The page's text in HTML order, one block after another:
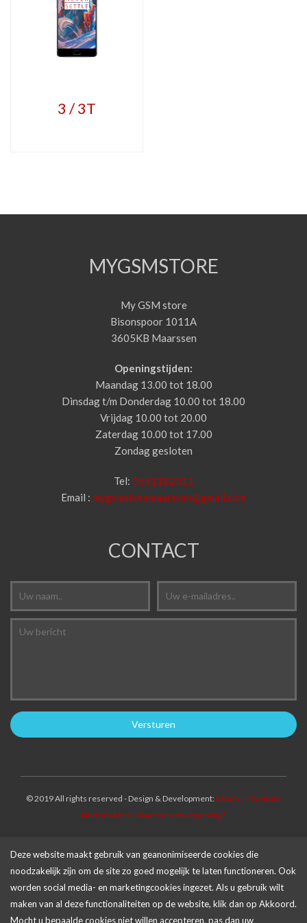
3 / 3T
MYGSMSTORE
My GSM store
Bisonspoor 1011A
3605KB Maarssen
Openingstijden:
Maandag 13.00 tot 18.00
Dinsdag t/m Donderdag 10.00 tot 18.00
Vrijdag 10.00 tot 20.00
Zaterdag 10.00 tot 17.00
Zondag gesloten
Tel: 0681182311
Email : mygsmstoremaarssen@gmail.com
CONTACT
© 2019 All rights reserved - Design & Development: LSArt.nl - Website
laten maken in Maarssen en omgeving?
Deze website maakt gebruik van geanonimiseerde cookies die
noodzakelijk zijn om de site zo goed mogelijk te laten functioneren. Ook
worden social media- en marketingcookies ingezet. Als u gebruik wilt
maken van al deze functionaliteiten op de website, klik dan op Akkoord.
Mocht u bepaalde cookies niet willen accepteren, pas dan uw